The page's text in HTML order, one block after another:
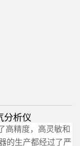
分析仪
高精度，高灵敏和
的生产都经过了严